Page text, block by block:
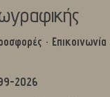
· Επικοινωνία
2026